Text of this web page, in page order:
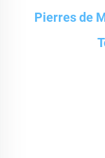
Pierres de